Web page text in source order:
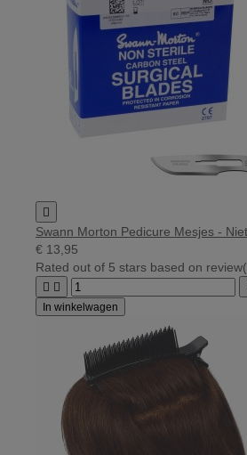

Swann Morton Pedicure Mesjes -
€ 13,95
Rated out of 5 stars based on
 
In winkelwagen